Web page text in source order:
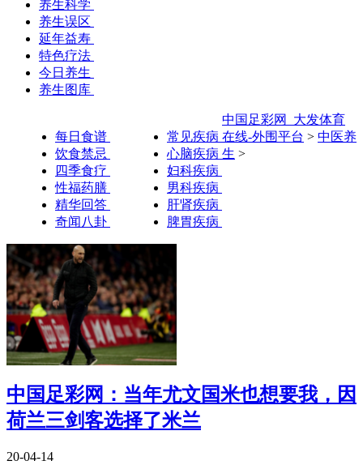
养生科学
养生误区
延年益寿
特色疗法
今日养生
养生图库
每日食谱
饮食禁忌
四季食疗
性福药膳
精华回答
奇闻八卦
常见疾病
心脑疾病
妇科疾病
男科疾病
肝肾疾病
脾胃疾病
中国足彩网_大发体育
在线-外围平台 > 中医养
生 >
中国足彩网：当年尤文国米也想要我，因
荷兰三剑客选择了米兰
20-04-14